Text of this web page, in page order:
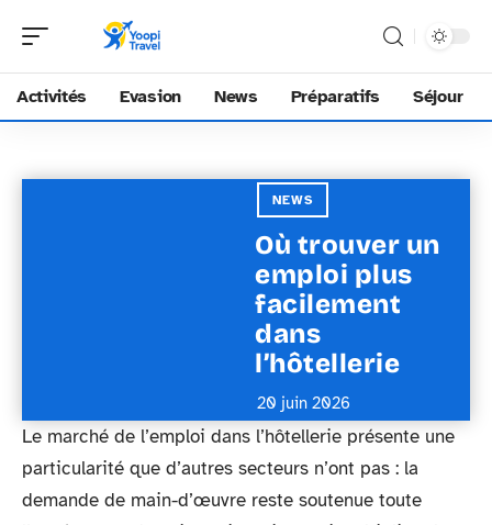
Activités Evasion News Préparatifs Séjour
NEWS
Où trouver un
emploi plus
facilement
dans
l’hôtellerie
20 juin 2026
Le marché de l’emploi dans l’hôtellerie présente une
particularité que d’autres secteurs n’ont pas : la
demande de main-d’œuvre reste soutenue toute